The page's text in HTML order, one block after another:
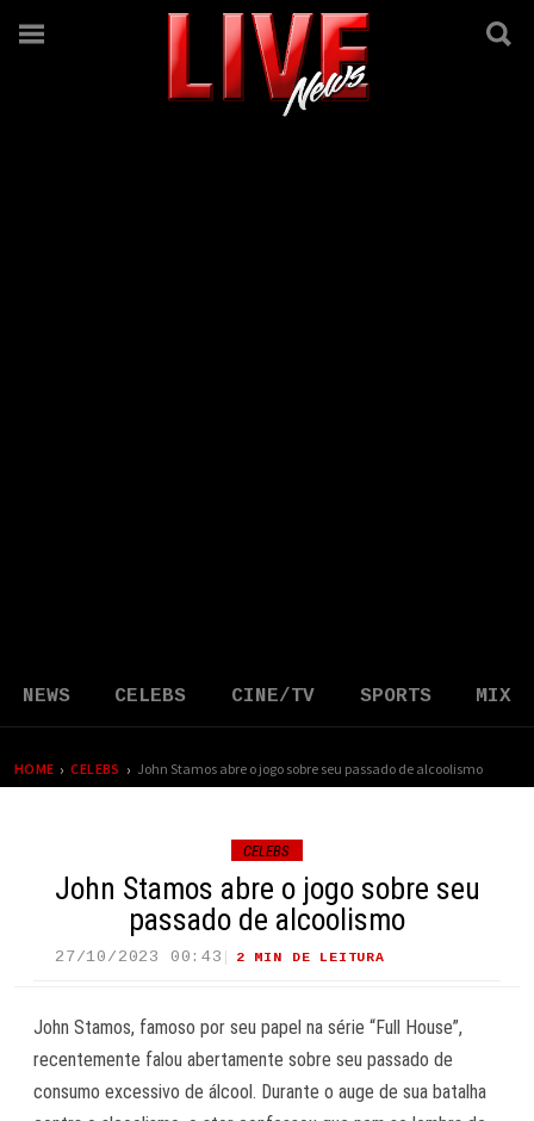
NEWS CELEBS CINE/TV SPORTS MIX
HOME › CELEBS › John Stamos abre o jogo sobre seu passado de alcoolismo
CELEBS
John Stamos abre o jogo sobre seu
passado de alcoolismo
27/10/2023 00:43 2 MIN DE LEITURA
John Stamos, famoso por seu papel na série “Full House”,
recentemente falou abertamente sobre seu passado de
consumo excessivo de álcool. Durante o auge de sua batalha